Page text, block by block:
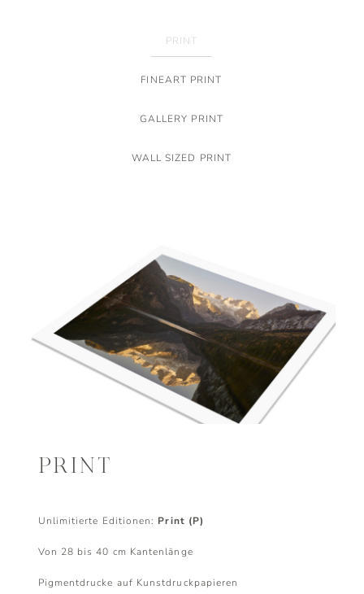
SEHEN SIE SICH UM
KONTAKTIEREN SIE MICH
PRINT
Unlimitierte Editionen: Print (P)
Von 28 bis 40 cm Kantenlänge
Pigmentdrucke auf Kunstdruckpapieren
Limited Edition Fine Art Print
Limited Edition Gallery Print
Decorative Wall Sized Print
PRINT
FINEART PRINT
GALLERY PRINT
WALL SIZED PRINT